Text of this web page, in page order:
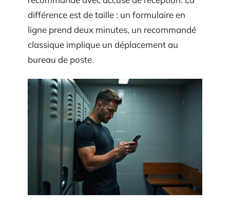
différence est de taille : un formulaire en
ligne prend deux minutes, un recommandé
classique implique un déplacement au
bureau de poste.